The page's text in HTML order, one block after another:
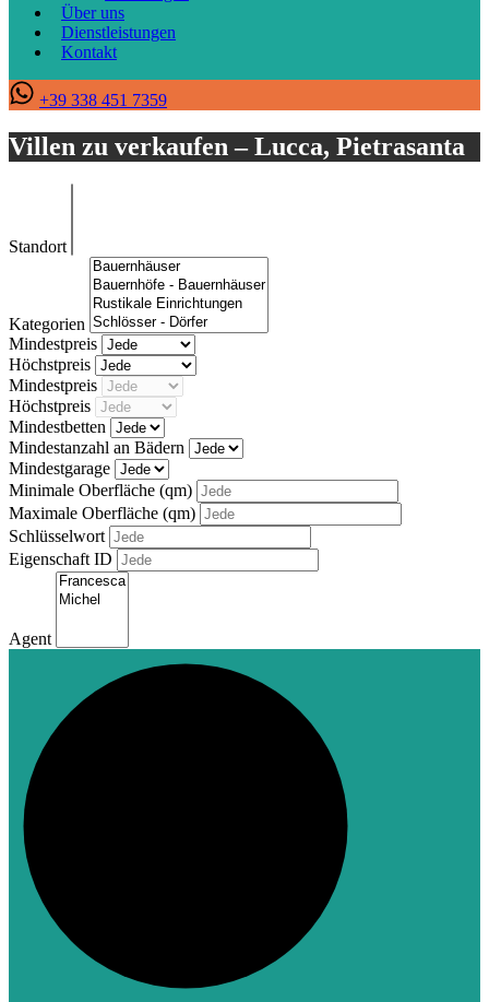
Über uns
Dienstleistungen
Kontakt
+39 338 451 7359
Villen zu verkaufen – Lucca, Pietrasanta
Standort
Kategorien
Mindestpreis
Höchstpreis
Mindestpreis
Höchstpreis
Mindestbetten
Mindestanzahl an Bädern
Mindestgarage
Minimale Oberfläche (qm)
Maximale Oberfläche (qm)
Schlüsselwort
Eigenschaft ID
Agent